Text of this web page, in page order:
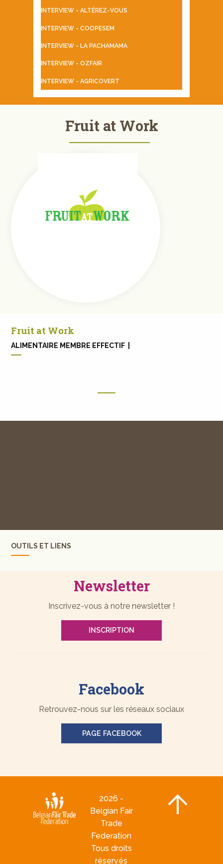
INTERVIEW - ALTÉREZ-VOUS
INTERVIEW - COOPESEM
INTERVIEW - LA PACHAMAMA
INTERVIEW - OZFAIR
INTERVIEW - AGRICOVERT
Fruit at Work
Fruit at Work
ALIMENTAIRE MEMBRE EFFECTIF |
OUTILS ET LIENS
Newsletter
Inscrivez-vous à notre newsletter !
INSCRIPTION
Facebook
Retrouvez-nous sur les réseaux sociaux
PAGE FACEBOOK
2026 -
Belgian Fair
Trade
Federation
Tous droits
réservés